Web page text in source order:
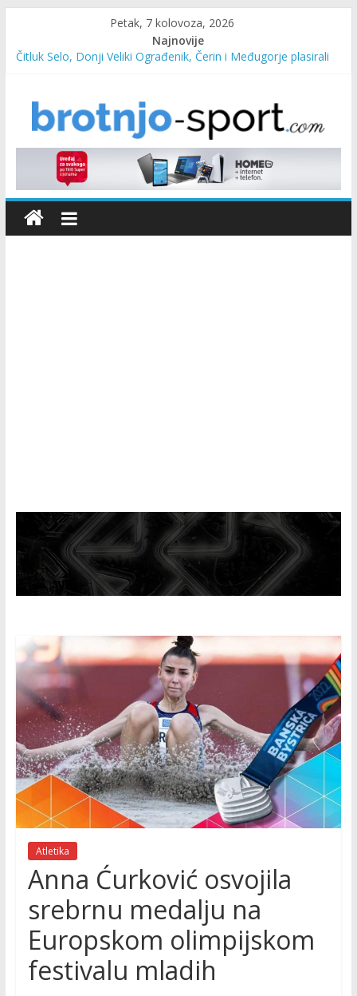
Petak, 7 kolovoza, 2026
Najnovije
Čitluk Selo, Donji Veliki Ograđenik, Čerin i Međugorje plasirali
Marin Čilić napredovao na ATP ljestvici
Poznati polufinalisti MNL MZ općine Čitluk – Brotnjo 2026.
Predsjednica Vlade Marija Buhač, ministar Ivo Bevanda i
načelnik Marin Radišić čestitali organizatoricama na realizaciji
sportsko edukativnog kampa “Izlazi vani”
Atletika
Anna Ćurković osvojila
srebrnu medalju na
Europskom olimpijskom
festivalu mladih